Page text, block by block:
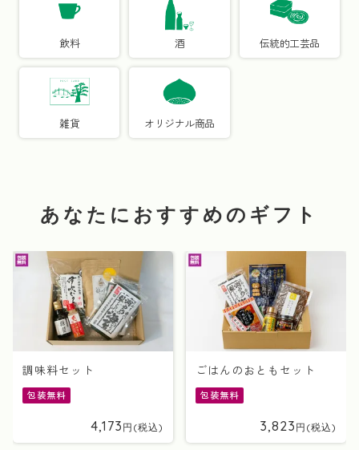
飲料 酒 伝統的工芸品
雑貨 オリジナル商品
あなたにおすすめのギフト
調味料セット
包装無料
4,173
ごはんのおともセット
包装無料
3,823